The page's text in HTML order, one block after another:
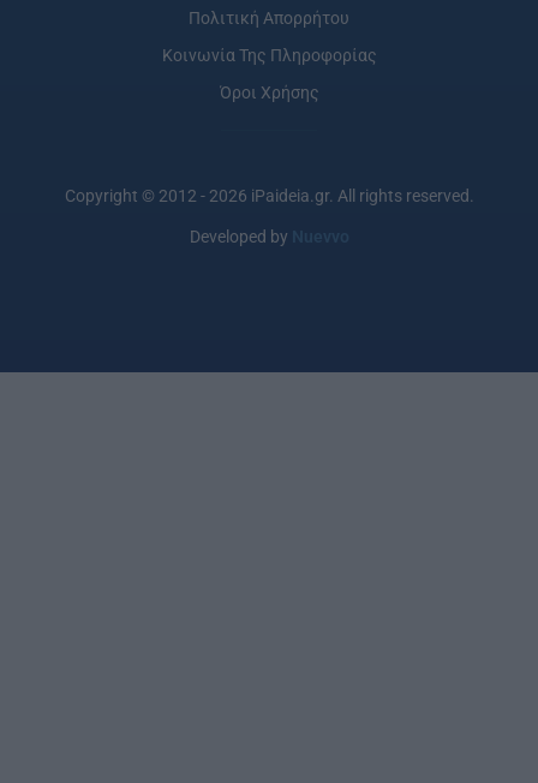
Πολιτική Απορρήτου
Κοινωνία Της Πληροφορίας
Όροι Χρήσης
Copyright © 2012 - 2026 iPaideia.gr. All rights reserved.
Developed by